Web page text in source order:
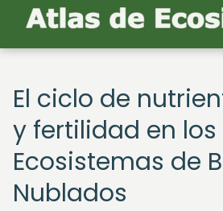
El ciclo de
y fertilidad en los
Ecosistemas de
Nublados